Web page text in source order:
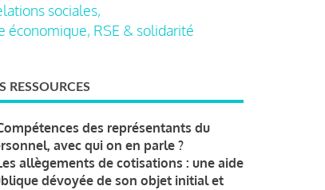
sociales,
économique, RSE & solidarité
RESSOURCES
des représentants du
avec qui on en parle ?
allègements de cotisations : une aide
dévoyée de son objet initial et